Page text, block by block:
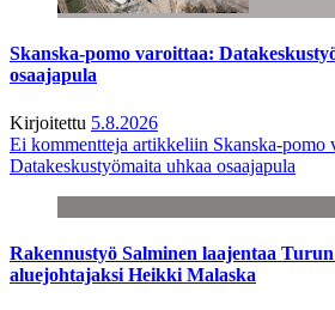
Skanska-pomo varoittaa:
osaajapula
Kirjoitettu 5.8.2026
Ei kommentteja artikkeliin Skanska-pomo
Datakeskustyömaita uhkaa osaajapula
Rakennustyö Salminen laajentaa
aluejohtajaksi Heikki Malaska